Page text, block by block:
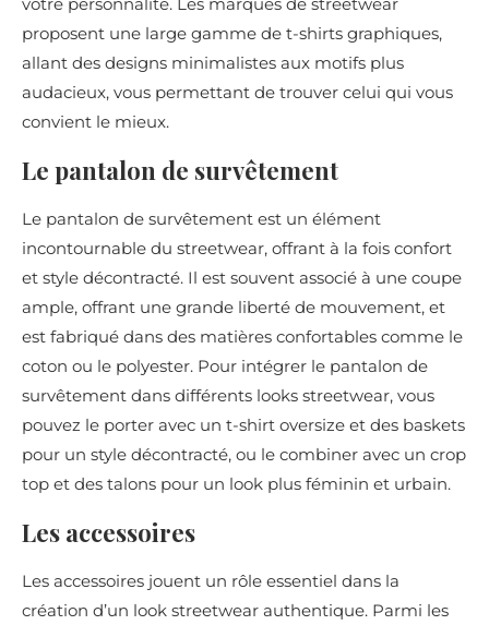
proposent une large gamme de t-shirts graphiques,
allant des designs minimalistes aux motifs plus
audacieux, vous permettant de trouver celui qui vous
convient le mieux.
Le pantalon de survêtement
Le pantalon de survêtement est un élément
incontournable du streetwear, offrant à la fois confort
et style décontracté. Il est souvent associé à une coupe
ample, offrant une grande liberté de mouvement, et
est fabriqué dans des matières confortables comme le
coton ou le polyester. Pour intégrer le pantalon de
survêtement dans différents looks streetwear, vous
pouvez le porter avec un t-shirt oversize et des baskets
pour un style décontracté, ou le combiner avec un crop
top et des talons pour un look plus féminin et urbain.
Les accessoires
Les accessoires jouent un rôle essentiel dans la
création d’un look streetwear authentique. Parmi les